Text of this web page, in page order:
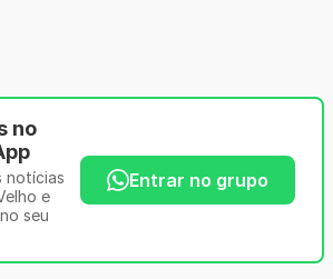
no
notícias
e
seu
Entrar no grupo